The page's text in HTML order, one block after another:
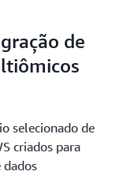
de
selecionado de
criados para